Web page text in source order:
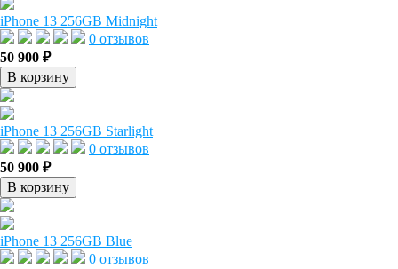
iPhone 13 256GB Midnight
0 отзывов
50 900 ₽
В корзину
iPhone 13 256GB Starlight
0 отзывов
50 900 ₽
В корзину
iPhone 13 256GB Blue
0 отзывов